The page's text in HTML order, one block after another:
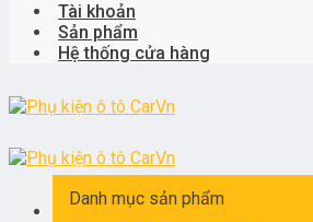
Tài khoản
Sản phẩm
Hệ thống cửa hàng
Danh mục sản phẩm